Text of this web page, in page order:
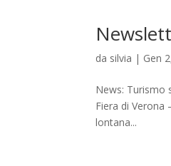
da silvia | Gen
News: Turismo
Fiera di Verona
lontana...